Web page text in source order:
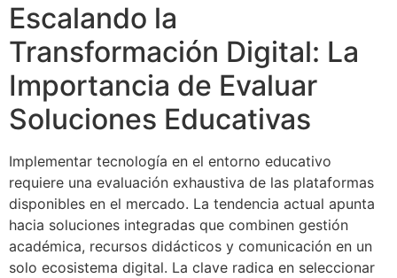
Escalando la
Transformación Digital: La
Importancia de Evaluar
Soluciones Educativas
Implementar tecnología en el entorno educativo
requiere una evaluación exhaustiva de las plataformas
disponibles en el mercado. La tendencia actual apunta
hacia soluciones integradas que combinen gestión
académica, recursos didácticos y comunicación en un
solo ecosistema digital. La clave radica en seleccionar